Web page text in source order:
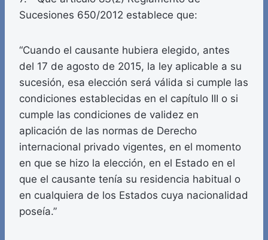
Sucesiones 650/2012 establece que:
“Cuando el causante hubiera elegido, antes
del 17 de agosto de 2015, la ley aplicable a su
sucesión, esa elección será válida si cumple las
condiciones establecidas en el capítulo III o si
cumple las condiciones de validez en
aplicación de las normas de Derecho
internacional privado vigentes, en el momento
en que se hizo la elección, en el Estado en el
que el causante tenía su residencia habitual o
en cualquiera de los Estados cuya nacionalidad
poseía.”